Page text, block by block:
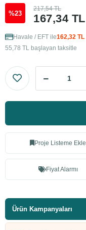
%23 167,34 TL
217,54 TL
Havale / EFT ile162,32 TL
55,78 TL başlayan taksitle
Proje Listeme Ekle
Fiyat Alarmı
Ürün Kampanyaları